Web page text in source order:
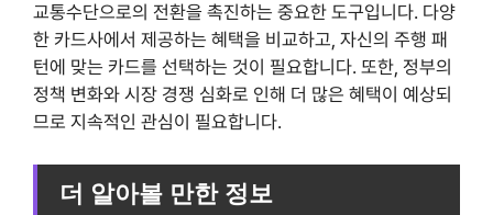
교통수단으로의 전환을 촉진하는 중요한 도구입니다. 다양
한 카드사에서 제공하는 혜택을 비교하고, 자신의 주행 패
턴에 맞는 카드를 선택하는 것이 필요합니다. 또한, 정부의
정책 변화와 시장 경쟁 심화로 인해 더 많은 혜택이 예상되
므로 지속적인 관심이 필요합니다.
더 알아볼 만한 정보